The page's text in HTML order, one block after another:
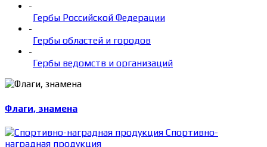
-
Гербы Российской Федерации
-
Гербы областей и городов
-
Гербы ведомств и организаций
Флаги, знамена
Спортивно-
наградная продукция